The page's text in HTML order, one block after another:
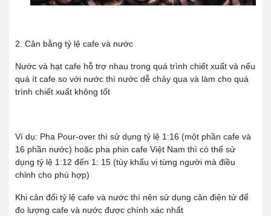
2. Cân bằng tỷ lệ cafe và nước
Nước và hạt cafe hỗ trợ nhau trong quá trình chiết xuất và nếu
quá ít cafe so với nước thì nước dễ chảy qua và làm cho quá
trình chiết xuất không tốt
Ví dụ: Pha Pour-over thì sử dụng tỷ lệ 1:16 (một phần cafe và
16 phần nước) hoặc pha phin cafe Việt Nam thì có thể sử
dụng tỷ lệ 1:12 đến 1: 15 (tùy khẩu vị từng người mà điều
chỉnh cho phù hợp)
Khi cân đối tỷ lệ cafe và nước thì nên sử dụng cân điện tử để
đo lượng cafe và nước được chính xác nhất